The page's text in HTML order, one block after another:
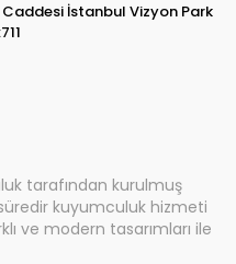
İstanbul Vizyon Park
tarafından kurulmuş
süredir kuyumculuk hizmeti
ve modern tasarımları ile